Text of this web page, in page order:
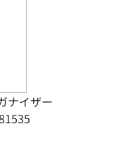
ナイザー